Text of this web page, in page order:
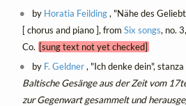
by Horatia Feilding, "Nähe des
[ chorus and piano ], from Six songs, no.
Co. [sung text not yet checked]
by F. Geldner, "Ich denke dein",
Baltische Gesänge aus der Zeit vom
zur Gegenwart gesammelt und